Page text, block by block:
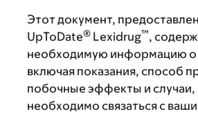
Этот документ,
UpToDate® Lexidrug™,
необходимую информацию о
включая показания, способ
побочные эффекты и случаи,
необходимо связаться с